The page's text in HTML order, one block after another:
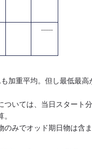
------
加重平均。但し最低最高
ついては、当日スタート
みでオッド期日物は含ま